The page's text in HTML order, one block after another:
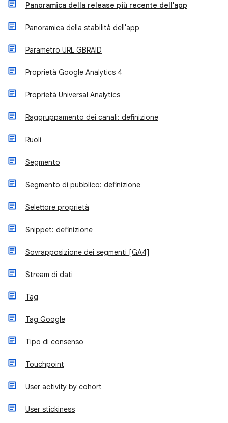
Panoramica della release più recente dell'app
Panoramica della stabilità dell'app
Parametro URL GBRAID
Proprietà Google Analytics 4
Proprietà Universal Analytics
Raggruppamento dei canali: definizione
Ruoli
Segmento
Segmento di pubblico: definizione
Selettore proprietà
Snippet: definizione
Sovrapposizione dei segmenti [GA4]
Stream di dati
Tag
Tag Google
Tipo di consenso
Touchpoint
User activity by cohort
User stickiness